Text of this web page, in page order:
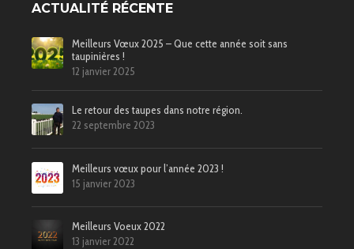
ACTUALITÉ RÉCENTE
Meilleurs Vœux 2025 – Que cette année soit sans
taupinières !
12 janvier 2025
Le retour des taupes dans notre région.
22 septembre 2023
Meilleurs vœux pour l’année 2023 !
15 janvier 2023
Meilleurs Voeux 2022
13 janvier 2022